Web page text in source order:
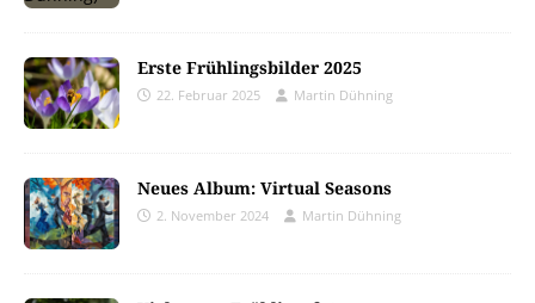
Erste Frühlingsbilder 2025
22. Februar 2025 Martin Dühning
Neues Album: Virtual Seasons
2. November 2024 Martin Dühning